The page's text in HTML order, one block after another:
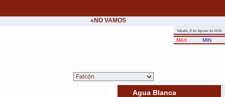
«NO VAMOS A CEDER NUNCA AL CHANTAJE
Sábado, 8 de Agosto de 2026
MAX MIN
Agua Blanca